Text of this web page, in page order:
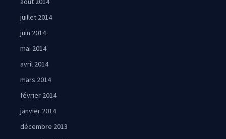
juillet 2014
juin 2014
mai 2014
avril 2014
mars 2014
février 2014
janvier 2014
décembre 2013